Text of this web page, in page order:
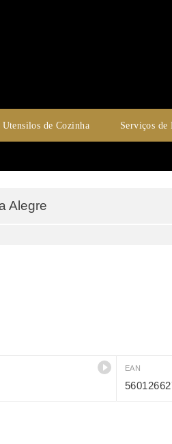
Utensilos de Cozinha Serviços de
Alegre
EAN